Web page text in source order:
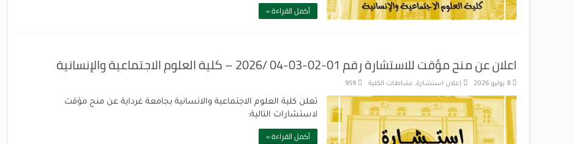
أكمل القراءة »
اعلان عن منح مؤقت للاستشارة رقم 01-02-03-04 /2026 – كلية العلوم الاجتماعية والإنسانية
8 يوليو 2026 إعلان استشارة, نشاطات الكلية 959
تعلن كلية العلوم الاجتماعية والانسانية بجامعة غرداية عن منح مؤقت
لاستشارات التالية:
أكمل القراءة »